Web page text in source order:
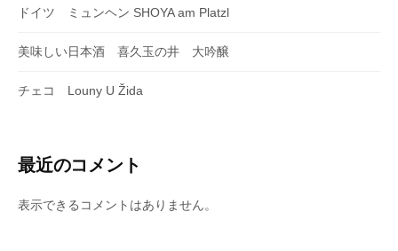
ドイツ ミュンヘン SHOYA am Platzl
美味しい日本酒 喜久玉の井 大吟醸
チェコ Louny U Žida
最近のコメント
表示できるコメントはありません。